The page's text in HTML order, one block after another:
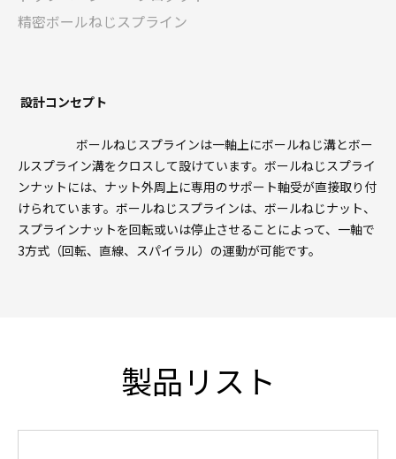
精密ボールねじスプライン
設計コンセプト
ボールねじスプラインは一軸上にボールねじ溝とボー
ルスプライン溝をクロスして設けています。ボールねじスプライ
ンナットには、ナット外周上に専用のサポート軸受が直接取り付
けられています。ボールねじスプラインは、ボールねじナット、
スプラインナットを回転或いは停止させることによって、一軸で
3方式（回転、直線、スパイラル）の運動が可能です。
製品リスト